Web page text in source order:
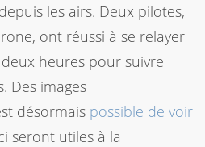
les airs. Deux pilotes,
ont réussi à se relayer
heures pour suivre
Des images
désormais possible de voir
seront utiles à la